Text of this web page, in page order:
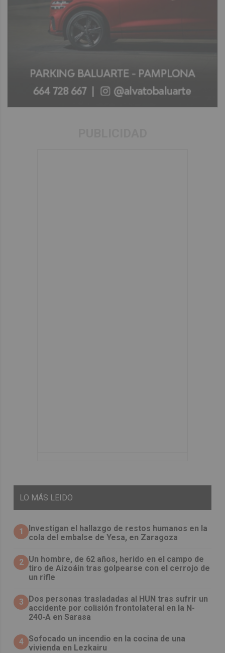
LO MÁS LEIDO
1
Investigan el hallazgo de restos humanos en la
cola del embalse de Yesa, en Zaragoza
2 Un hombre, de 62 años, herido en el campo de
tiro de Aizoáin tras golpearse con el cerrojo de
un rifle
3
​Dos personas trasladadas al HUN tras sufrir un
accidente por colisión frontolateral en la N-
240-A en Sarasa
4 Sofocado un incendio en la cocina de una
vivienda en Lezkairu